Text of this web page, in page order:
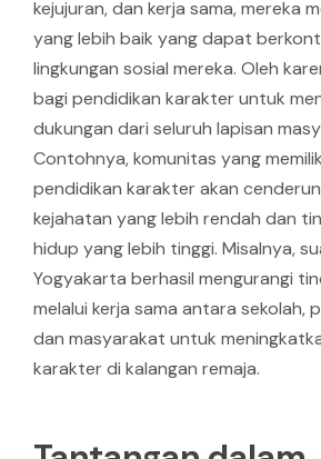
kejujuran, dan kerja sama, mereka
yang lebih baik yang dapat
lingkungan sosial mereka. Oleh
bagi pendidikan karakter untuk
dukungan dari seluruh lapisan
Contohnya, komunitas yang
pendidikan karakter akan
kejahatan yang lebih rendah dan
hidup yang lebih tinggi. Misalnya,
Yogyakarta berhasil mengurangi
melalui kerja sama antara sekolah,
dan masyarakat untuk
karakter di kalangan remaja.